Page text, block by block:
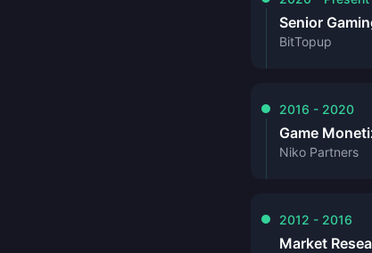
Senior
BitTopup
2016 - 2020
Game
Niko Partners
2012 - 2016
Market